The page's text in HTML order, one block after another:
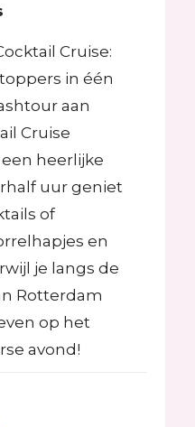
Cruise:
in één
aan
Cruise
heerlijke
uur geniet
of
en
je langs de
Rotterdam
op het
avond!